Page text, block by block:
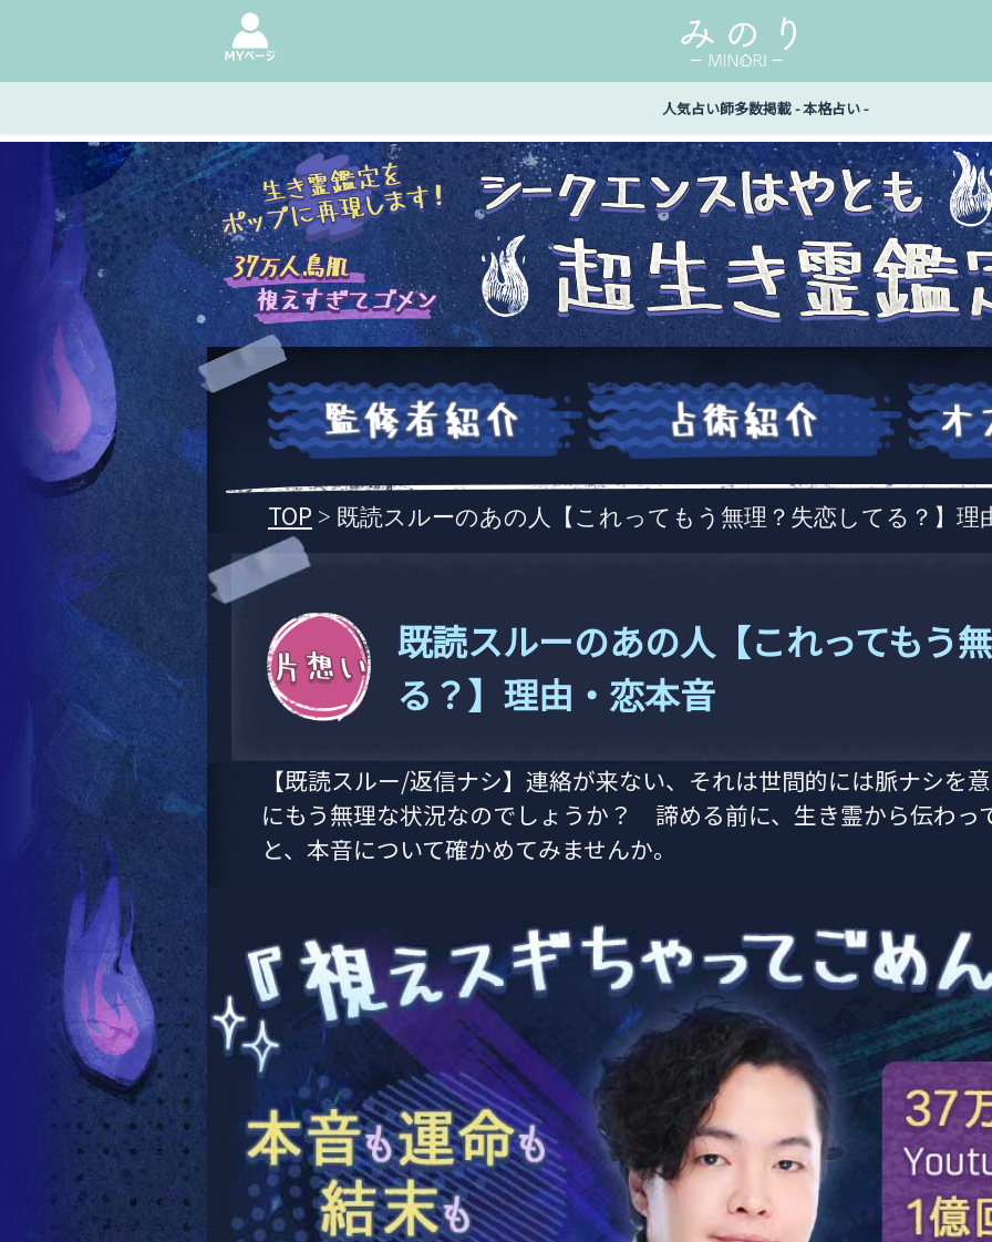
人気占い師多数掲載 - 本格占い -
TOP > 既読スルーのあの人【これってもう無理？失恋してる？】理
既読スルーのあの人【これってもう
る？】理由・恋本音
【既読スルー/返信ナシ】連絡が来ない、それは世間的には脈ナシを
にもう無理な状況なのでしょうか？ 諦める前に、生き霊から伝わっ
と、本音について確かめてみませんか。